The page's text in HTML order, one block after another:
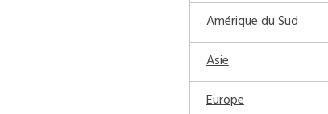
Amérique du Sud
Asie
Europe